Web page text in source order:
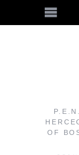
OF